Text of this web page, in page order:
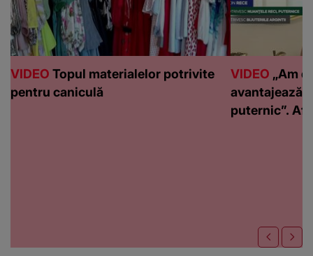
VIDEO Topul materialelor potrivite
pentru caniculă
VIDEO „Am
avantajează
puternic”.